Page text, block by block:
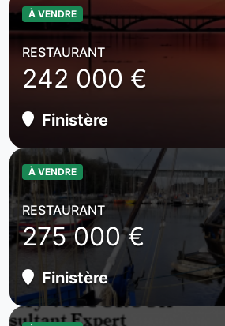
À VENDRE
RESTAURANT
242 000 €
Finistère
À VENDRE
RESTAURANT
275 000 €
Finistère